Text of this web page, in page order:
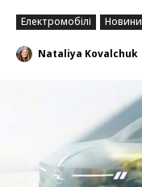
Електромобілі Новини
Nataliya Kovalchuk